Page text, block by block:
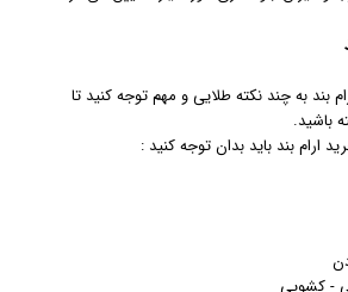
بند به چند نکته طلایی و مهم توجه کنید تا
باشید.
ارام بند باید بدان توجه کنید :